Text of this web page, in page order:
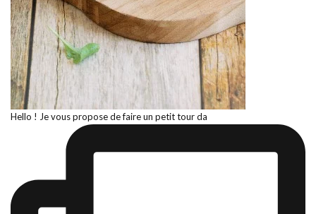
Hello ! Je vous propose de faire un petit tour da